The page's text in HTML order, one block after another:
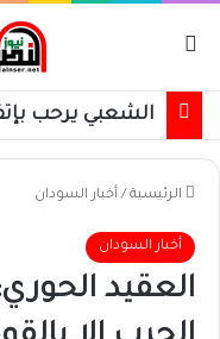
الرئيسية / أخبار السودان
أخبار السودان
العقيد